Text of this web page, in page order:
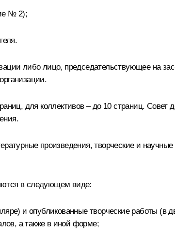
№ 2);
либо лицо, председательствующее на
для коллективов – до 10 страниц.
произведения, творческие и
в следующем виде:
и опубликованные творческие работы (в
а также в иной форме;